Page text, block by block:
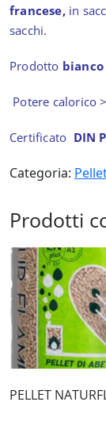
francese,in
sacchi.
Prodotto bianco
Potere calorico
Certificato DIN
Categoria:
Prodotti
PELLET